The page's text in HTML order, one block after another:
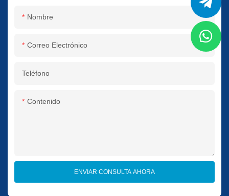
Nombre
Correo Electrónico
Teléfono
Contenido
ENVIAR CONSULTA AHORA